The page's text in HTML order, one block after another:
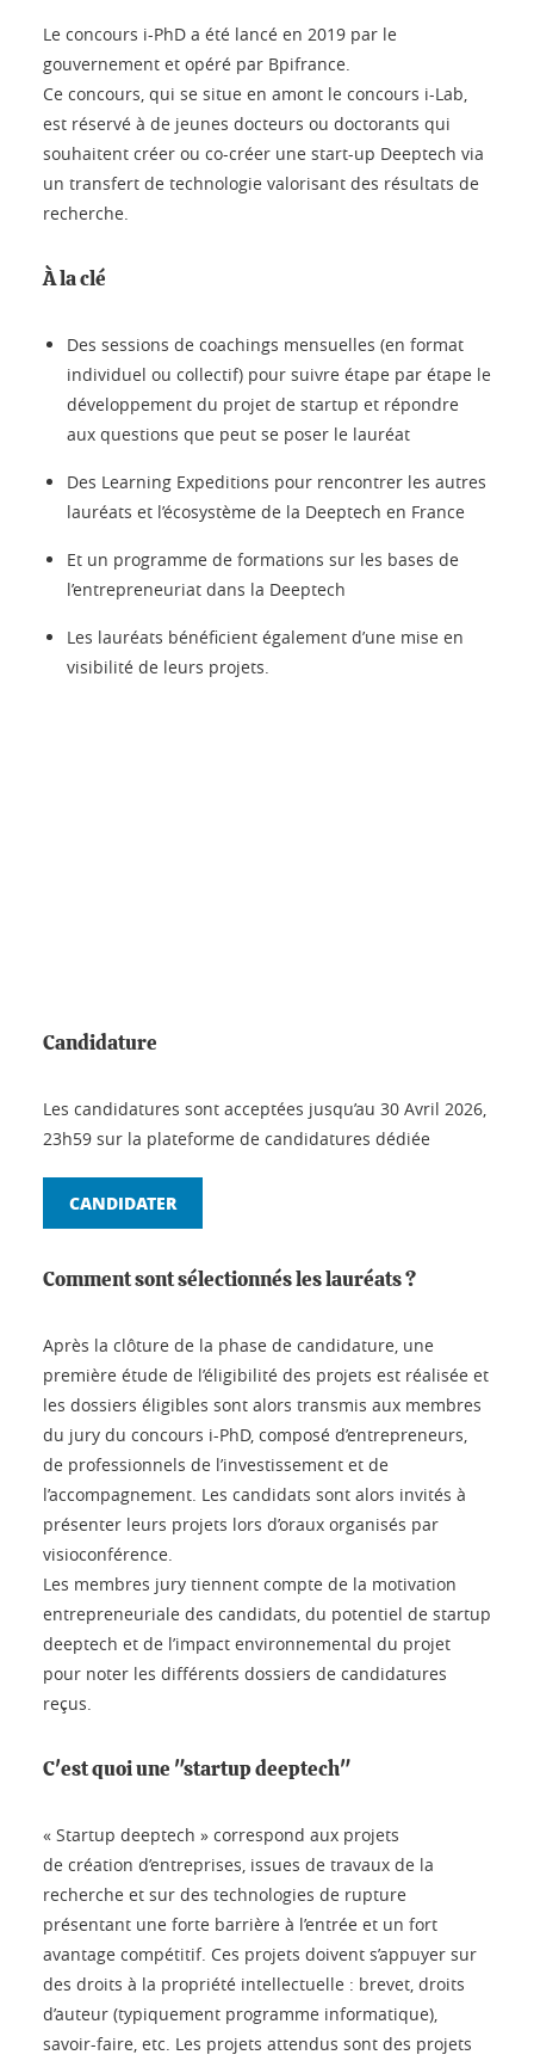
Le concours i-PhD a été lancé en 2019 par le
gouvernement et opéré par Bpifrance.
Ce concours, qui se situe en amont le concours i-Lab,
est réservé à de jeunes docteurs ou doctorants qui
souhaitent créer ou co-créer une start-up Deeptech via
un transfert de technologie valorisant des résultats de
recherche.
À la clé
Des sessions de coachings mensuelles (en format
individuel ou collectif) pour suivre étape par étape le
développement du projet de startup et répondre
aux questions que peut se poser le lauréat
Des Learning Expeditions pour rencontrer les autres
lauréats et l’écosystème de la Deeptech en France
Et un programme de formations sur les bases de
l’entrepreneuriat dans la Deeptech
Les lauréats bénéficient également d’une mise en
visibilité de leurs projets.
Candidature
Les candidatures sont acceptées jusqu’au 30 Avril 2026,
23h59 sur la plateforme de candidatures dédiée
CANDIDATER
Comment sont sélectionnés les lauréats ?
Après la clôture de la phase de candidature, une
première étude de l’éligibilité des projets est réalisée et
les dossiers éligibles sont alors transmis aux membres
du jury du concours i-PhD, composé d’entrepreneurs,
de professionnels de l’investissement et de
l’accompagnement. Les candidats sont alors invités à
présenter leurs projets lors d’oraux organisés par
visioconférence.
Les membres jury tiennent compte de la motivation
entrepreneuriale des candidats, du potentiel de startup
deeptech et de l’impact environnemental du projet
pour noter les différents dossiers de candidatures
reçus.
C'est quoi une "startup deeptech"
« Startup deeptech » correspond aux projets
de création d’entreprises, issues de travaux de la
recherche et sur des technologies de rupture
présentant une forte barrière à l’entrée et un fort
avantage compétitif. Ces projets doivent s’appuyer sur
des droits à la propriété intellectuelle : brevet, droits
d’auteur (typiquement programme informatique),
savoir-faire, etc. Les projets attendus sont des projets